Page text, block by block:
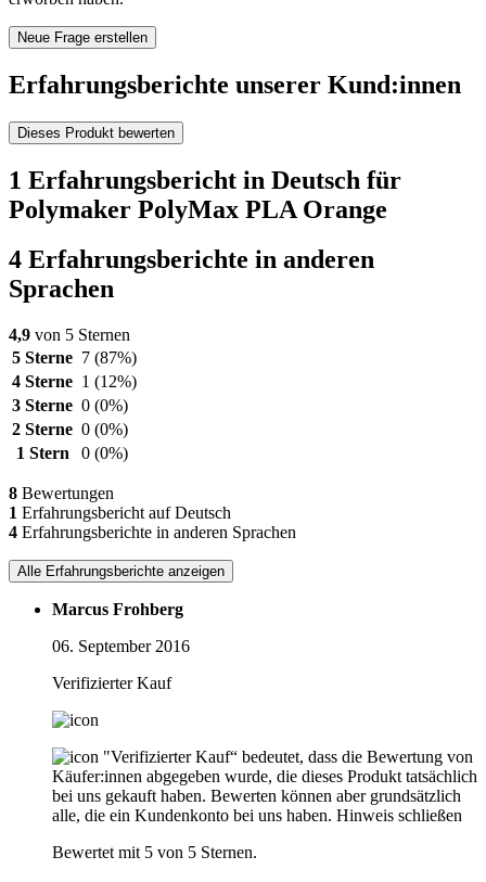
Neue Frage erstellen
Erfahrungsberichte unserer Kund:innen
Dieses Produkt bewerten
1 Erfahrungsbericht in Deutsch für
Polymaker PolyMax PLA Orange
4 Erfahrungsberichte in anderen
Sprachen
4,9 von 5 Sternen
5 Sterne 7 (87%)
4 Sterne 1 (12%)
3 Sterne 0 (0%)
2 Sterne 0 (0%)
1 Stern
0 (0%)
8 Bewertungen
1 Erfahrungsbericht auf Deutsch
4 Erfahrungsberichte in anderen Sprachen
Alle Erfahrungsberichte anzeigen
Marcus Frohberg
06. September 2016
Verifizierter Kauf
"Verifizierter Kauf“ bedeutet, dass die Bewertung von
Käufer:innen abgegeben wurde, die dieses Produkt tatsächlich
bei uns gekauft haben. Bewerten können aber grundsätzlich
alle, die ein Kundenkonto bei uns haben. Hinweis schließen
Bewertet mit 5 von 5 Sternen.